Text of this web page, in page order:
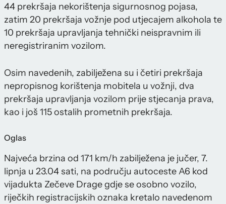
44 prekršaja nekorištenja sigurnosnog pojasa,
zatim 20 prekršaja vožnje pod utjecajem alkohola te
10 prekršaja upravljanja tehnički neispravnim ili
neregistriranim vozilom.
Osim navedenih, zabilježena su i četiri prekršaja
nepropisnog korištenja mobitela u vožnji, dva
prekršaja upravljanja vozilom prije stjecanja prava,
kao i još 115 ostalih prometnih prekršaja.
Oglas
Najveća brzina od 171 km/h zabilježena je jučer, 7.
lipnja u 23.04 sati, na području autoceste A6 kod
vijadukta Zečeve Drage gdje se osobno vozilo,
riječkih registracijskih oznaka kretalo navedenom